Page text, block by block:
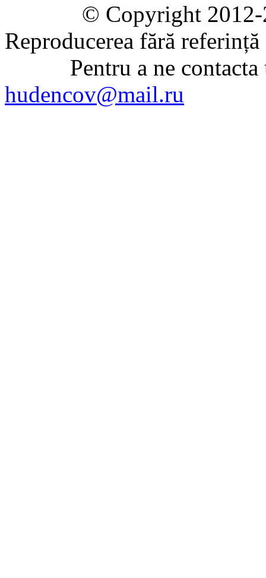
© Copyright 2012-
Reproducerea fără
Pentru a ne contacta
hudencov@mail.ru